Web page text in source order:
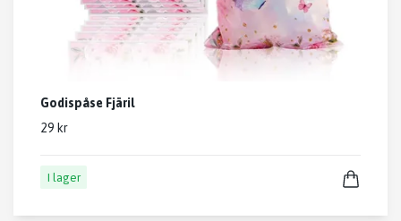
Godispåse Fjäril
29 kr
I lager